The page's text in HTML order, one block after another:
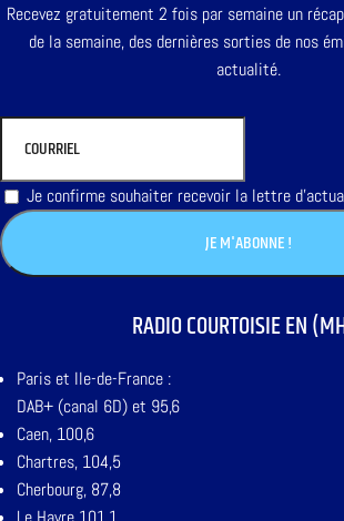
Recevez gratuitement 2 fois par semaine un
de la semaine, des dernières sorties de nos
actualité.
Je confirme souhaiter recevoir la lettre
RADIO COURTOISIE EN
Paris et Ile-de-France :
DAB+ (canal 6D) et 95,6
Caen, 100,6
Chartres, 104,5
Cherbourg, 87,8